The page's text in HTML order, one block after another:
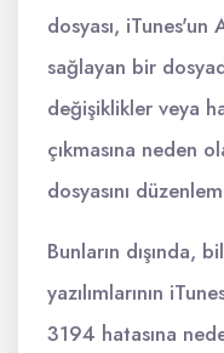
dosyası, iTunes'un
sağlayan bir
değişiklikler veya
çıkmasına neden
dosyasını
Bunların dışında,
yazılımlarının
3194 hatasına